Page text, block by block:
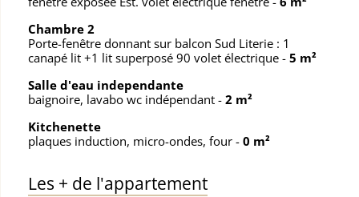
Chambre 2
Porte-fenêtre donnant sur balcon Sud Literie : 1
canapé lit +1 lit superposé 90 volet électrique - 5 m²
Salle d'eau independante
baignoire, lavabo wc indépendant - 2 m²
Kitchenette
plaques induction, micro-ondes, four - 0 m²
Les + de l'appartement